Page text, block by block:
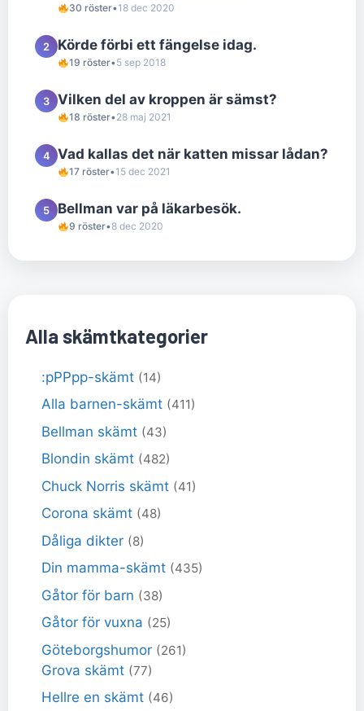
30 röster•18 dec 2020
2 Körde förbi ett fängelse idag.
19 röster•5 sep 2018
3 Vilken del av kroppen är sämst?
18 röster•28 maj 2021
4 Vad kallas det när katten missar lådan?
17 röster•15 dec 2021
5 Bellman var på läkarbesök.
9 röster•8 dec 2020
Alla skämtkategorier
:pPPpp-skämt (14)
Alla barnen-skämt (411)
Bellman skämt (43)
Blondin skämt (482)
Chuck Norris skämt (41)
Corona skämt (48)
Dåliga dikter (8)
Din mamma-skämt (435)
Gåtor för barn (38)
Gåtor för vuxna (25)
Göteborgshumor (261)
Grova skämt (77)
Hellre en skämt (46)